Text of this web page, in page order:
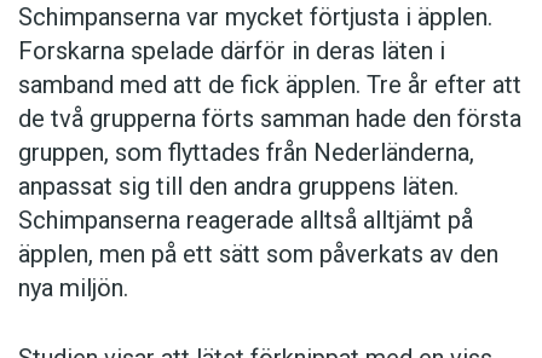
Schimpanserna var mycket förtjusta i äpplen.
Forskarna spelade därför in deras läten i
samband med att de fick äpplen. Tre år efter att
de två grupperna förts samman hade den första
gruppen, som flyttades från Nederländerna,
anpassat sig till den andra gruppens läten.
Schimpanserna reagerade alltså alltjämt på
äpplen, men på ett sätt som påverkats av den
nya miljön.